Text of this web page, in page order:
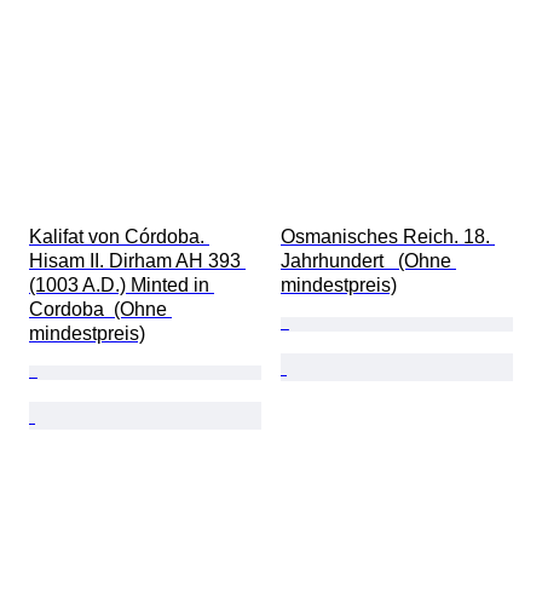
Kalifat von Córdoba.
Hisam II. Dirham AH 393
(1003 A.D.) Minted in
Cordoba  (Ohne
mindestpreis)
Osmanisches Reich. 18.
Jahrhundert   (Ohne
mindestpreis)